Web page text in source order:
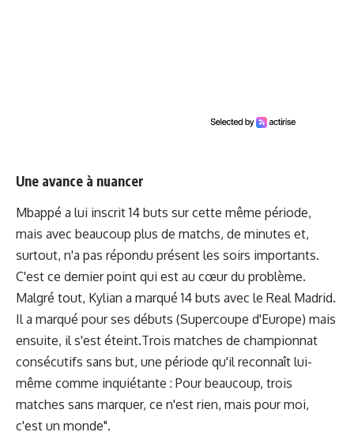
Une avance à nuancer
Mbappé a lui inscrit 14 buts sur cette même période,
mais avec beaucoup plus de matchs, de minutes et,
surtout, n'a pas répondu présent les soirs importants.
C'est ce dernier point qui est au cœur du problème.
Malgré tout, Kylian a marqué 14 buts avec le Real Madrid.
Il a marqué pour ses débuts (Supercoupe d'Europe) mais
ensuite, il s'est éteint.Trois matches de championnat
consécutifs sans but, une période qu'il reconnaît lui-
même comme inquiétante : Pour beaucoup, trois
matches sans marquer, ce n'est rien, mais pour moi,
c'est un monde".